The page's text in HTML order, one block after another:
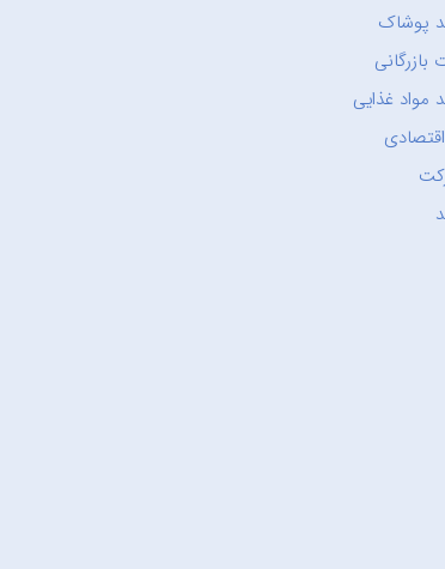
پوشاک
بازرگانی
مواد غذایی